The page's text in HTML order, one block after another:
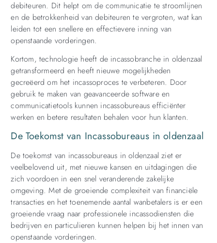
debiteuren. Dit helpt om de communicatie te stroomlijnen
en de betrokkenheid van debiteuren te vergroten, wat kan
leiden tot een snellere en effectievere inning van
openstaande vorderingen.
Kortom, technologie heeft de incassobranche in oldenzaal
getransformeerd en heeft nieuwe mogelijkheden
gecreëerd om het incassoproces te verbeteren. Door
gebruik te maken van geavanceerde software en
communicatietools kunnen incassobureaus efficiënter
werken en betere resultaten behalen voor hun klanten.
De Toekomst van Incassobureaus in oldenzaal
De toekomst van incassobureaus in oldenzaal ziet er
veelbelovend uit, met nieuwe kansen en uitdagingen die
zich voordoen in een snel veranderende zakelijke
omgeving. Met de groeiende complexiteit van financiële
transacties en het toenemende aantal wanbetalers is er een
groeiende vraag naar professionele incassodiensten die
bedrijven en particulieren kunnen helpen bij het innen van
openstaande vorderingen.